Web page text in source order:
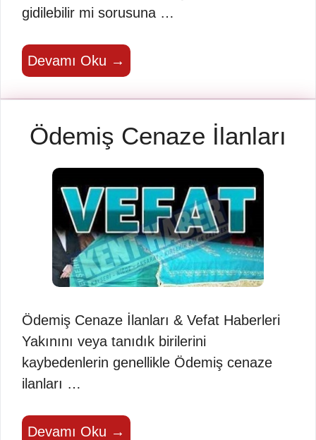
gidilebilir mi sorusuna …
Devamı Oku →
Ödemiş Cenaze İlanları
Ödemiş Cenaze İlanları & Vefat Haberleri
Yakınını veya tanıdık birilerini
kaybedenlerin genellikle Ödemiş cenaze
ilanları …
Devamı Oku →